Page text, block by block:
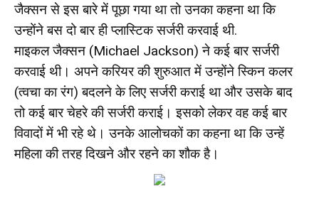
जैक्सन से इस बारे में पूछा गया था तो उनका कहना था कि
उन्होंने बस दो बार ही प्लास्टिक सर्जरी करवाई थी.
माइकल जैक्सन (Michael Jackson) ने कई बार सर्जरी
करवाई थी। अपने करियर की शुरुआत में उन्होंने स्किन कलर
(त्वचा का रंग) बदलने के लिए सर्जरी कराई था और उसके बाद
तो कई बार चेहरे की सर्जरी कराई। इसको लेकर वह कई बार
विवादों में भी रहे थे। उनके आलोचकों का कहना था कि उन्हें
महिला की तरह दिखने और रहने का शौक है।